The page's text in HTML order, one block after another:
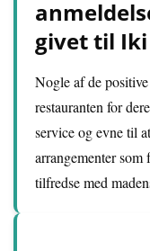
givet til Iki
Nogle af de
restauranten for
service og evne til
arrangementer
tilfredse med